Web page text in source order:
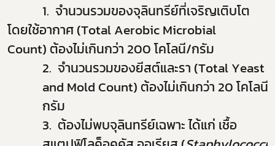
1. จำนวนรวมของจุลินทรีย์ที่เจริญเติบโต
โดยใช้อากาศ (Total Aerobic Microbial
Count) ต้องไม่เกินกว่า 200โคโลนี/กรัม
2. จำนวนรวมของยีสต์และรา (Total Yeast
and Mold Count) ต้องไม่เกินกว่า 20โคโลนี/
กรัม
3. ต้องไม่พบจุลินทรีย์เฉพาะ ได้แก่ เชื้อ